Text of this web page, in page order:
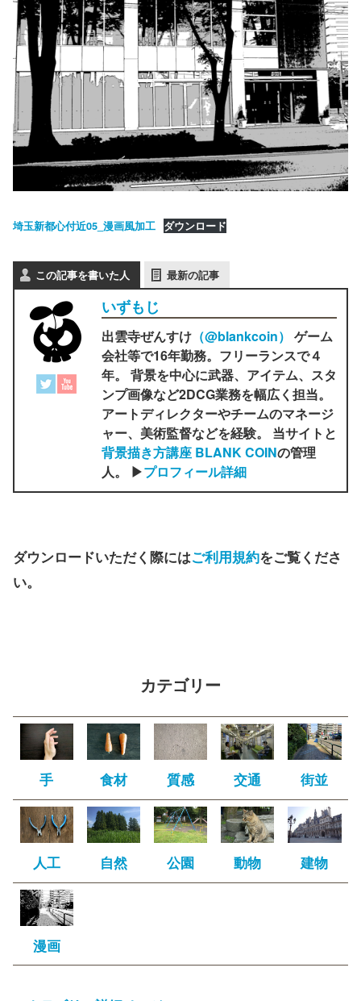
埼玉新都心付近05_漫画風加工 ダウンロード
この記事を書いた人 最新の記事
いずもじ
出雲寺ぜんすけ （‎@blankcoin） ゲーム
会社等で16年勤務。フリーランスで４
年。 背景を中心に武器、アイテム、スタ
ンプ画像など2DCG業務を幅広く担当。
アートディレクターやチームのマネージ
ャー、美術監督などを経験。 当サイトと
背景描き方講座 BLANK COINの管理
人。 ▶プロフィール詳細
ダウンロードいただく際にはご利用規約をご覧くださ
い。
カテゴリー
手 食材 質感 交通 街並
人工 自然 公園 動物 建物
漫画